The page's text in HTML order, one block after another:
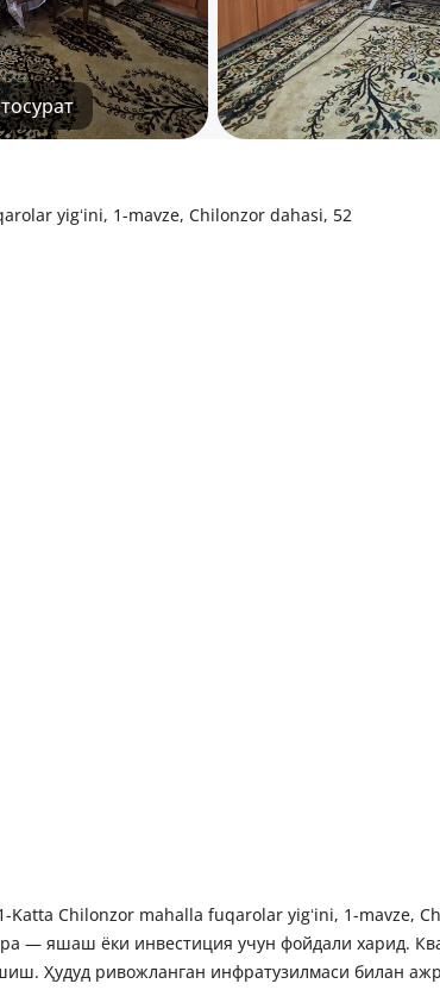
yigʻini, 1-mavze, Chilonzor dahasi, 52
Katta Chilonzor mahalla fuqarolar yigʻini, 1-mavze,
— яшаш ёки инвестиция учун фойдали харид.
Ҳудуд ривожланган инфратузилмаси билан